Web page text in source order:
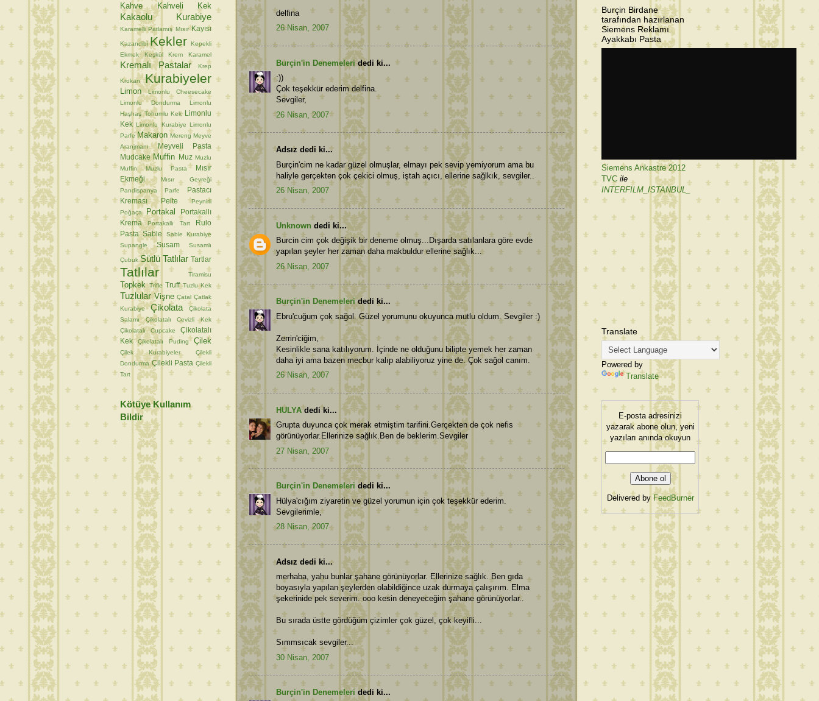
delfina
26 Nisan, 2007
Burçin'in Denemeleridedi ki...
:))
Çok teşekkür ederim delfina.
Sevgiler,
26 Nisan, 2007
Adsız dedi ki...
Burçin'cim ne kadar güzel olmuşlar, elmayı pek sevip yemiyorum ama bu
haliyle gerçekten çok çekici olmuş, iştah açıcı, ellerine sağlkık, sevgiler..
26 Nisan, 2007
Unknown dedi ki...
Burcin cim çok değişik bir deneme olmuş...Dışarda satılanlara göre evde
yapılan şeyler her zaman daha makbuldur ellerine sağlık...
26 Nisan, 2007
Burçin'in Denemeleridedi ki...
Ebru'cuğum çok sağol. Güzel yorumunu okuyunca mutlu oldum. Sevgiler :)
Zerrin'ciğim,
Kesinlikle sana katılıyorum. İçinde ne olduğunu bilipte yemek her zaman
daha iyi ama bazen mecbur kalıp alabiliyoruz yine de. Çok sağol canım.
26 Nisan, 2007
HULYAdedi ki...
Grupta duyunca çok merak etmiştim tarifini.Gerçekten de çok nefis
görünüyorlar.Ellerinize sağlık.Ben de beklerim.Sevgiler
27 Nisan, 2007
Burçin'in Denemeleri dedi ki...
Hülya'cığım ziyaretin ve güzel yorumun için çok teşekkür ederim.
Sevgilerimle,
28 Nisan, 2007
Adsız dedi ki...
merhaba, yahu bunlar şahane görünüyorlar. Ellerinize sağlık. Ben gıda
boyasıyla yapılan şeylerden olabildiğince uzak durmaya çalışırım. Elma
şekerinide pek severim. ooo kesin deneyeceğim şahane görünüyorlar..
Bu sırada üstte gördüğüm çizimler çok güzel, çok keyifli...
Sımmsıcak sevgiler...
30 Nisan, 2007
Burçin'in Denemeleri dedi ki...
Kahve Kahveli Kek
Kakaolu Kurabiye
Karamelli Patlamış Mısır Kayısı
Kazandibi Kekler Kepekli
Ekmek
Keşkül Krem Karamel
Kremalı Pastalar Krep
Krokan Kurabiyeler
Limon
Limonlu Cheesecake
Limonlu Dondurma
Limonlu
Haşhaş Tohumlu Kek
Limonlu
Kek Limonlu Kurabiye Limonlu
Parfe Makaron Mereng Meyve
Aranjmanı
Meyveli Pasta
Mudcake Muffin Muz Muzlu
Muffin
Muzlu Pasta
Mısır
Ekmeği
Mısır Gevreği
Pandispanya
Parfe
Pastacı
Kreması
Pelte
Peynirli
Poğaça
Portakal
Portakallı
Krema
Portakallı Tart
Rulo
Pasta Sable
Sable Kurabiye
Supangle
Susam Susamlı
Çubuk Sütlü Tatlılar Tartlar
Tatlılar Tiramisu
Topkek Trifle Truff Tuzlu Kek
Tuzlular Vişne Çatal Çatlak
Kurabiye
Çikolata
Çikolata
Salamı
Çikolatalı Cevizli Kek
Çikolatalı Cupcake
Çikolatalı
Kek
Çikolatalı Puding Çilek
Çilek Kurabiyeler
Çilekli
Dondurma Çilekli Pasta Çilekli
Tart
Kötüye Kullanım
Bildir
Burçin Birdane
tarafından hazırlanan
Siemens Reklamı
Ayakkabı Pasta
Siemens Ankastre 2012
TVC ile
INTERFILM_ISTANBUL_
Translate
Powered by
Translate
E-posta adresinizi
yazarak abone olun, yeni
yazıları anında okuyun
Delivered byFeedBurner